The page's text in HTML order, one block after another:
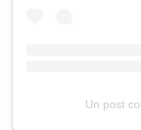
Un post